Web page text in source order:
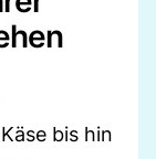
bis hin